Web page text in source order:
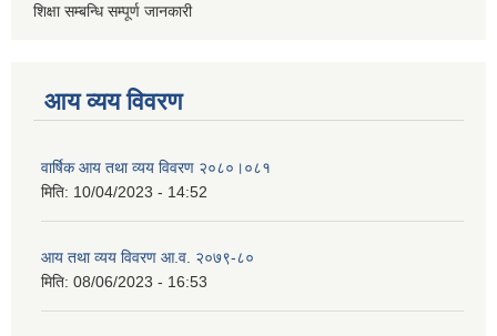
शिक्षा सम्बन्धि सम्पूर्ण जानकारी
आय व्यय विवरण
वार्षिक आय तथा व्यय विवरण २०८०।०८१
मिति: 10/04/2023 - 14:52
आय तथा व्यय विवरण आ.व. २०७९-८०
मिति: 08/06/2023 - 16:53